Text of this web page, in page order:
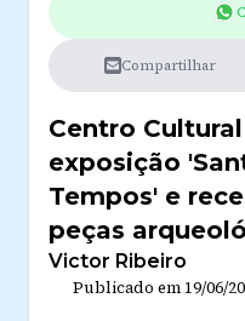
Compartilhar
Centro
exposição
Tempos' e
peças
Victor Ribeiro
Publicado em 19/06/